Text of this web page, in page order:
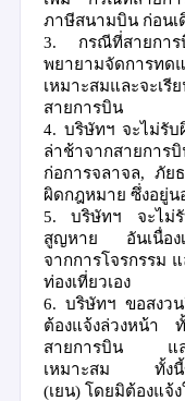
ภาษีสนามบิน ก่อนเ
3. กรณีที่สายกา
พยายามจัดการทด
เหมาะสมและจะเรี
สายการบิน
4. บริษัทฯ จะไม่รั
ล่าช้าจากสายการ
ก่อการจลาจล, ภัย
ผิดกฎหมาย ซึ่งอยู่น
5.บริษัทฯ จะไม่
สูญหาย อันเนื่องเ
จากการโจรกรรม
ท่องเที่ยวเอง
6. บริษัทฯ ขอสงวน
ต้องแจ้งล่วงหน้า
สายการบิน และ
เหมาะสม ทั้งนี้ขึ้น
(เยน) โดยมิต้องแจ้